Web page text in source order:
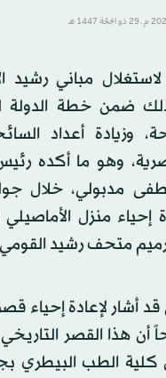
مباني رشيد
ضمن خطة الدولة
وزيادة أعداد
وهو ما أكده
مدبولي، خلال
إحياء منزل الأماصيلي
متحف رشيد
أشار لإعادة إحياء
أن هذا القصر
الطب البيطري